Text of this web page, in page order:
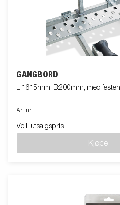
GANGBORD
L:1615mm, B:200mm, med festen
Art nr
Veil. utsalgspris
Kjøpe